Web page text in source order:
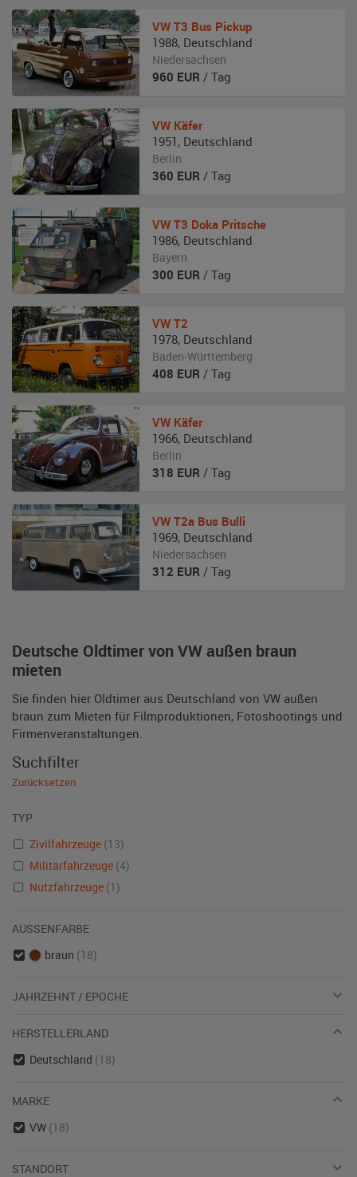
Deutsche Oldtimer von VW außen braun
mieten
Sie finden hier Oldtimer aus Deutschland von VW außen
braun zum Mieten für Filmproduktionen, Fotoshootings und
Firmenveranstaltungen.
VW T3 Bus Pickup
1988, Deutschland
Niedersachsen
960 EUR / Tag
VW Käfer
1951 , Deutschland
Berlin
360 EUR / Tag
VW T3 Doka Pritsche
1986, Deutschland
Bayern
300 EUR / Tag
VW T2
1978, Deutschland
Baden-Württemberg
408 EUR / Tag
VW Käfer
1966, Deutschland
Berlin
318 EUR / Tag
VW T2a Bus Bulli
1969, Deutschland
Niedersachsen
312 EUR / Tag
Suchfilter
Zurücksetzen
TYP
Zivilfahrzeuge (13)
Militärfahrzeuge (4)
Nutzfahrzeuge (1)
AUSSENFARBE
braun (18)
JAHRZEHNT / EPOCHE
HERSTELLERLAND
Deutschland (18)
MARKE
VW (18)
STANDORT